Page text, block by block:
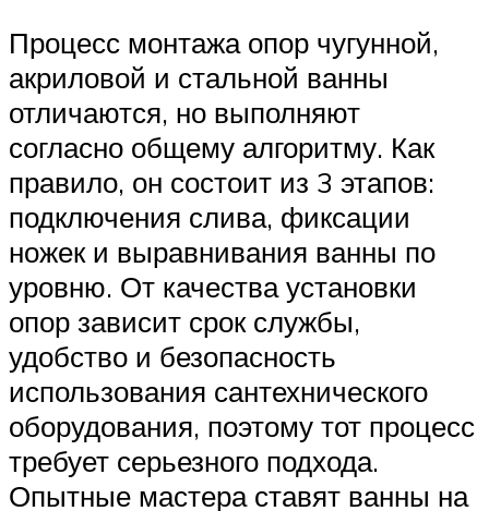
Процесс монтажа опор чугунной,
акриловой и стальной ванны
отличаются, но выполняют
согласно общему алгоритму. Как
правило, он состоит из 3 этапов:
подключения слива, фиксации
ножек и выравнивания ванны по
уровню. От качества установки
опор зависит срок службы,
удобство и безопасность
использования сантехнического
оборудования, поэтому тот процесс
требует серьезного подхода.
Опытные мастера ставят ванны на